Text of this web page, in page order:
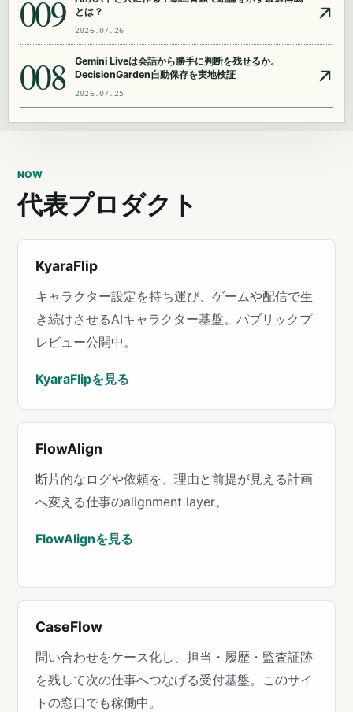
009
とは？
2026.07.26
008
Gemini Liveは会話から勝手に判断を残せるか。
DecisionGarden自動保存を実地検証
2026.07.25
NOW
代表プロダクト
KyaraFlip
キャラクター設定を持ち運び、ゲームや配信で生
き続けさせるAIキャラクター基盤。パブリックプ
レビュー公開中。
KyaraFlipを見る
FlowAlign
断片的なログや依頼を、理由と前提が見える計画
へ変える仕事のalignment layer。
FlowAlignを見る
CaseFlow
問い合わせをケース化し、担当・履歴・監査証跡
を残して次の仕事へつなげる受付基盤。このサイ
トの窓口でも稼働中。